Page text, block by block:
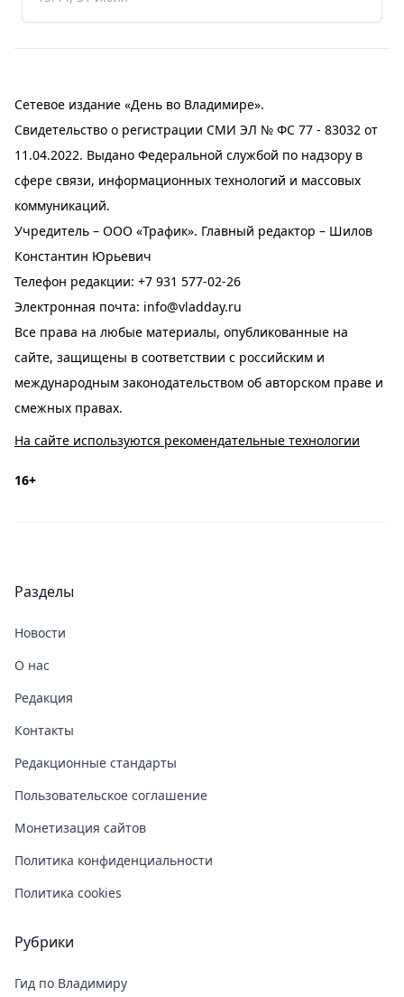
Сетевое издание «День во Владимире».
Свидетельство о регистрации СМИ ЭЛ № ФС 77 - 83032 от
11.04.2022. Выдано Федеральной службой по надзору в
сфере связи, информационных технологий и массовых
коммуникаций.
Учредитель – ООО «Трафик». Главный редактор – Шилов
Константин Юрьевич
Телефон редакции: +7 931 577-02-26
Электронная почта: info@vladday.ru
Все права на любые материалы, опубликованные на
сайте, защищены в соответствии с российским и
международным законодательством об авторском праве и
смежных правах.
На сайте используются рекомендательные технологии
16+
Разделы
Новости
О нас
Редакция
Контакты
Редакционные стандарты
Пользовательское соглашение
Монетизация сайтов
Политика конфиденциальности
Политика cookies
Рубрики
Гид по Владимиру